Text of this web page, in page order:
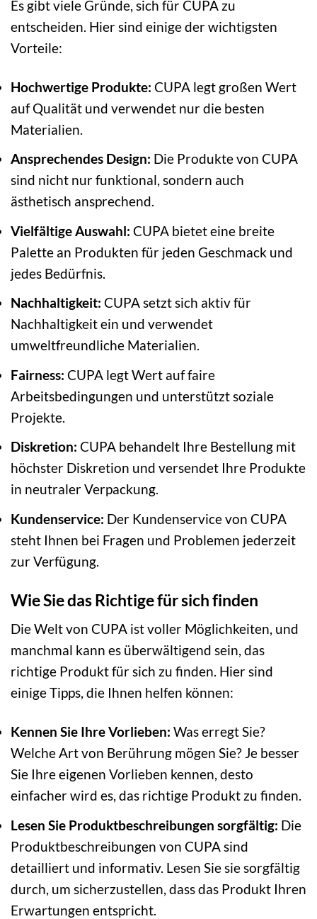
Es gibt viele Gründe, sich für CUPA zu
entscheiden. Hier sind einige der wichtigsten
Vorteile:
Hochwertige Produkte: CUPA legt großen Wert
auf Qualität und verwendet nur die besten
Materialien.
Ansprechendes Design: Die Produkte von CUPA
sind nicht nur funktional, sondern auch
ästhetisch ansprechend.
Vielfältige Auswahl: CUPA bietet eine breite
Palette an Produkten für jeden Geschmack und
jedes Bedürfnis.
Nachhaltigkeit: CUPA setzt sich aktiv für
Nachhaltigkeit ein und verwendet
umweltfreundliche Materialien.
Fairness: CUPA legt Wert auf faire
Arbeitsbedingungen und unterstützt soziale
Projekte.
Diskretion: CUPA behandelt Ihre Bestellung mit
höchster Diskretion und versendet Ihre Produkte
in neutraler Verpackung.
Kundenservice: Der Kundenservice von CUPA
steht Ihnen bei Fragen und Problemen jederzeit
zur Verfügung.
Wie Sie das Richtige für sich finden
Die Welt von CUPA ist voller Möglichkeiten, und
manchmal kann es überwältigend sein, das
richtige Produkt für sich zu finden. Hier sind
einige Tipps, die Ihnen helfen können:
Kennen Sie Ihre Vorlieben: Was erregt Sie?
Welche Art von Berührung mögen Sie? Je besser
Sie Ihre eigenen Vorlieben kennen, desto
einfacher wird es, das richtige Produkt zu finden.
Lesen Sie Produktbeschreibungen sorgfältig: Die
Produktbeschreibungen von CUPA sind
detailliert und informativ. Lesen Sie sie sorgfältig
durch, um sicherzustellen, dass das Produkt Ihren
Erwartungen entspricht.